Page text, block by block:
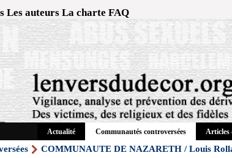
Les auteurs La charte FAQ
Actualité Communautés controversées Articles
COMMUNAUTE DE NAZARETH / Louis